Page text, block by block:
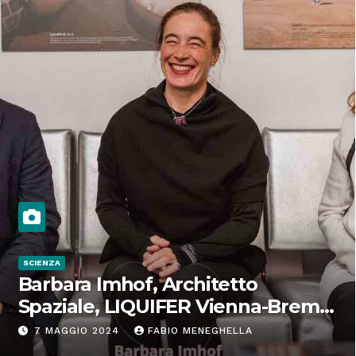
SCIENZA
Barbara Imhof, Architetto
Spaziale, LIQUIFER Vienna-Brema:
“Progettiamo habitat per lo
Spazio”
7 MAGGIO 2024 FABIO MENEGHELLA